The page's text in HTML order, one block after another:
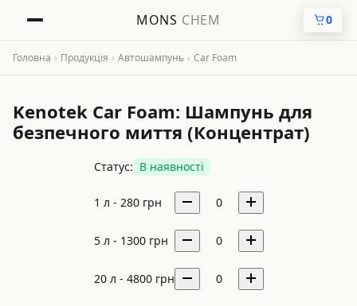
MONS CHEM 0
Головна › Продукція › Автошампунь › Car Foam
Kenotek Car Foam: Шампунь для
безпечного миття (Концентрат)
Статус: В наявності
1 л - 280 грн 0
5 л - 1300 грн 0
20 л - 4800 грн 0